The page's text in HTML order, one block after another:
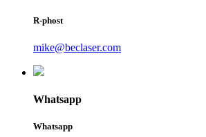
R-phost
mike@beclaser.com
Whatsapp
Whatsapp